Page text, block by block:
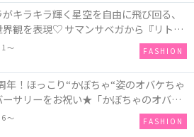
キラキラ輝く星空を自由に飛び回る、
観を表現♡ サマンサベガから『リトル
ズ』50周年アニバーサリーイヤー』を
〜 FASHION
！ほっこり“かぼちゃ“姿のオバケちゃ
ーサリーをお祝い★「かぼちゃのオバケ
リー」が新発売！Q-pot CAFE.では
のオバケーキプレート」も登場
〜 FASHION